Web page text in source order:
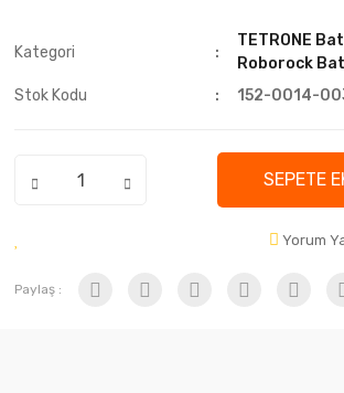
Kategori
TETRONE
Roborock
Stok Kodu
152-0014-
SEPETE
Yorum
Paylaş :